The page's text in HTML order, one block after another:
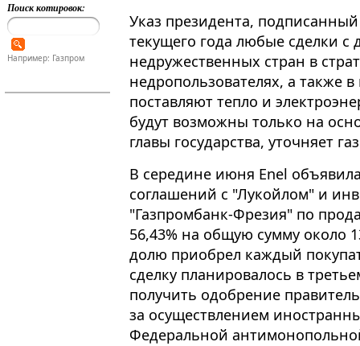
Поиск котировок:
Например: Газпром
Указ президента,
текущего года любые сделки с
недружественных стран в
недропользователях, а также
поставляют тепло и
будут возможны только на
главы государства, уточняет
В середине июня Enel
соглашений с "Лукойлом" и
"Газпромбанк-Фрезия" по
56,43% на общую сумму около
долю приобрел каждый
сделку планировалось в
получить одобрение
за осуществлением
Федеральной